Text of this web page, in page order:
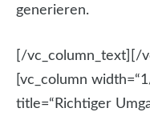
generieren.
[/vc_column_text][/
[vc_column
title=“Richtiger